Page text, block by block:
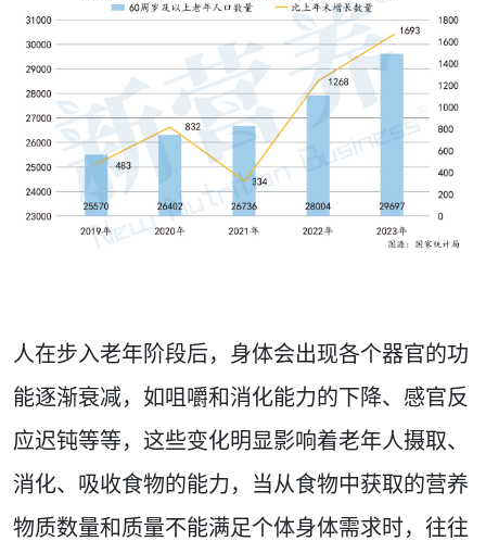
人在步入老年阶段后，身体会出现各个器官的功
能逐渐衰减，如咀嚼和消化能力的下降、感官反
应迟钝等等，这些变化明显影响着老年人摄取、
消化、吸收食物的能力，当从食物中获取的营养
物质数量和质量不能满足个体身体需求时，往往